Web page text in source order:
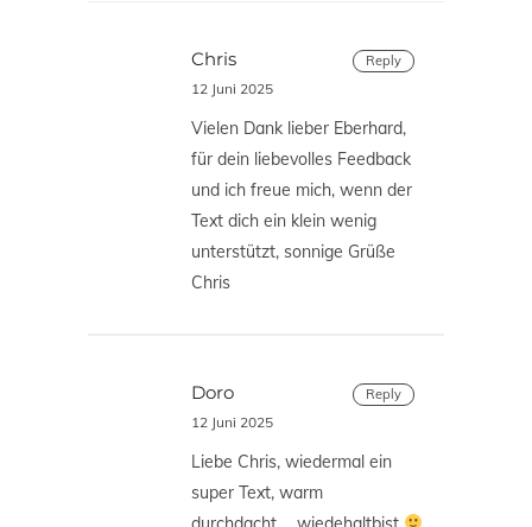
Reply
Chris
12 Juni 2025
Vielen Dank lieber Eberhard,
für dein liebevolles Feedback
und ich freue mich, wenn der
Text dich ein klein wenig
unterstützt, sonnige Grüße
Chris
Reply
Doro
12 Juni 2025
Liebe Chris, wiedermal ein
super Text, warm